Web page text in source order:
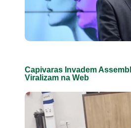
Capivaras Invadem
Viralizam na Web